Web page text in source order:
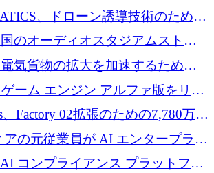
ーロを確保
、ドローン誘導技術のために
を調達
のオーディオスタジアムストリ
Mixhaloを買収
電気貨物の拡大を加速するために
から250万ユーロを確保
ーム エンジン アルファ版をリリ
万ドルのプレシード資金を確保
、Factory 02拡張のための7,780万ユ
調達パッケージを獲得
アの元従業員が AI エンタープライ
アップの Conduct に 6,000 万ドル
コンプライアンス プラットフォ